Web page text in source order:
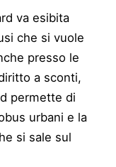
va esibita
che si vuole
presso le
a sconti,
permette di
urbani e la
si sale sul